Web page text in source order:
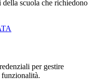
scuola che richiedono
per gestire